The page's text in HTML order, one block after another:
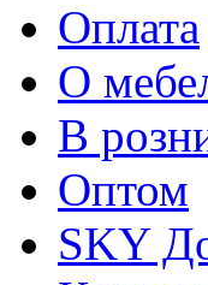
Оплата
О
В
Оптом
SKY